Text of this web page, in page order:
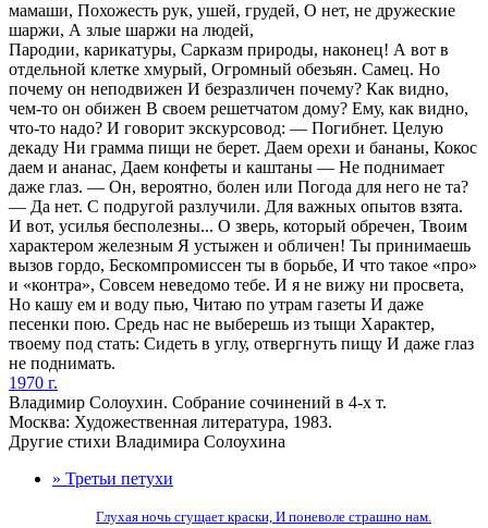
мамаши, Похожесть рук, ушей, грудей, О нет, не дружеские
шаржи, А злые шаржи на людей,
Пародии, карикатуры, Сарказм природы, наконец! А вот в
отдельной клетке хмурый, Огромный обезьян. Самец. Но
почему он неподвижен И безразличен почему? Как видно,
чем-то он обижен В своем решетчатом дому? Ему, как видно,
что-то надо? И говорит экскурсовод: — Погибнет. Целую
декаду Ни грамма пищи не берет. Даем орехи и бананы, Кокос
даем и ананас, Даем конфеты и каштаны — Не поднимает
даже глаз. — Он, вероятно, болен или Погода для него не та?
— Да нет. С подругой разлучили. Для важных опытов взята.
И вот, усилья бесполезны... О зверь, который обречен, Твоим
характером железным Я устыжен и обличен! Ты принимаешь
вызов гордо, Бескомпромиссен ты в борьбе, И что такое «про»
и «контра», Совсем неведомо тебе. И я не вижу ни просвета,
Но кашу ем и воду пью, Читаю по утрам газеты И даже
песенки пою. Средь нас не выберешь из тыщи Характер,
твоему под стать: Сидеть в углу, отвергнуть пищу И даже глаз
не поднимать.
1970 г.
Владимир Солоухин. Собрание сочинений в 4-х т.
Москва: Художественная литература, 1983.
Другие стихи Владимира Солоухина
» Третьи петухи
Глухая ночь сгущает краски, И поневоле страшно нам.